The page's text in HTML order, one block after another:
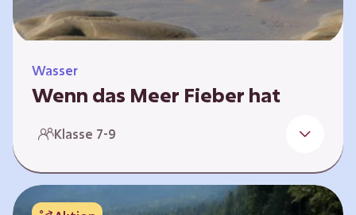
Wasser
Wenn das Meer Fieber hat
Die Meerestemperaturen steigen, damit steigt
auch der Meeresspiegel an. Das hat Folgen
Zudem müssen Menschen vor Hitze und dem
steigenden Meeresspiegel fliehen. In diesem
Klasse 7-9